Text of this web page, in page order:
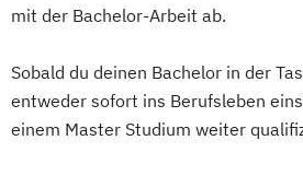
Coaching und Supervision
Computer Science (DE/EN)
Customer Centricity
mit der Bachelor-Arbeit ab.
Sobald du deinen Bachelor in der
entweder sofort ins Berufsleben
einem Master Studium weiter